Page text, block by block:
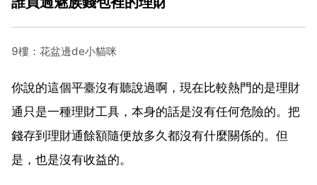
9樓：花盆邊de小貓咪
你說的這個平臺沒有聽說過啊，現在比較熱門的是理財
通只是一種理財工具，本身的話是沒有任何危險的。把
錢存到理財通餘額隨便放多久都沒有什麼關係的。但
是，也是沒有收益的。